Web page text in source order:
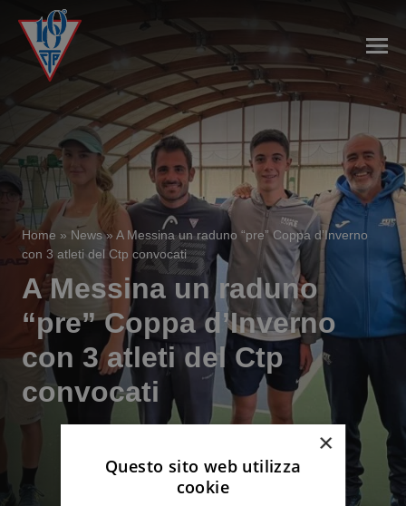
Home » News» A Messina un raduno “pre” Coppa d’Inverno
con 3 atleti del Ctp convocati
A Messina un raduno
“pre” Coppa d’Inverno
con 3 atleti del Ctp
convocati
×
Questo sito web utilizza
cookie